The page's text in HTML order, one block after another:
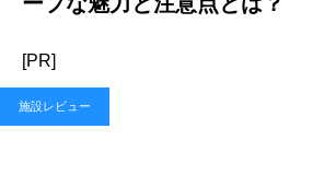
[PR]
施設レビュー